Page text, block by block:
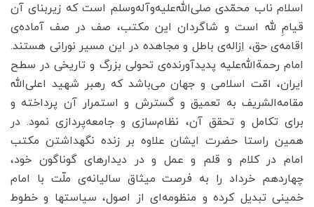
اسلام ناب محمّدی صلی‌الله‌علیه‌وآله‌وسلم است که زیربنای آن
قیامِ لله است و شاگردان این مکتب، صف در صف آماده‌ی
اقامه‌ی حق، اِزاله‌ی باطل و مجاهده در این مسیر نورانی هستند.
امام رحمة‌الله‌علیه پدیدآورنده‌‌ی تحولی بزرگ و تاریخی در سطح
ایران، امّت اسلامی و جهان می‌باشد که رهبر شهید اعلی‌الله
مقامه‌الشریف به تعمیق و گسترش و استمرار آن پرداخته و
برای تکامل و تحقق آن، نظام‌سازی و جامعه‌پردازی نمود. در
همین راستا حضرت ایشان علاوه بر زنده نگهداشتن مکتب
امام در کلام و قلم و عمل و در دیدارهای گوناگون خود،
چهاردهم خرداد را به فرصت میثاق سالیانه‌ی ملّت با امام
خمینی تبدیل کرده و منظومه‌ای از اصول، سیاستها و خطوط